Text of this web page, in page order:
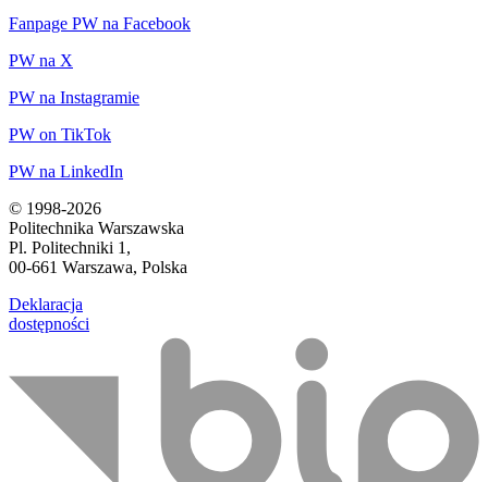
Fanpage PW na Facebook
PW na X
PW na Instagramie
PW on TikTok
PW na LinkedIn
© 1998-2026
Politechnika Warszawska
Pl. Politechniki 1,
00-661 Warszawa, Polska
Deklaracja
dostępności